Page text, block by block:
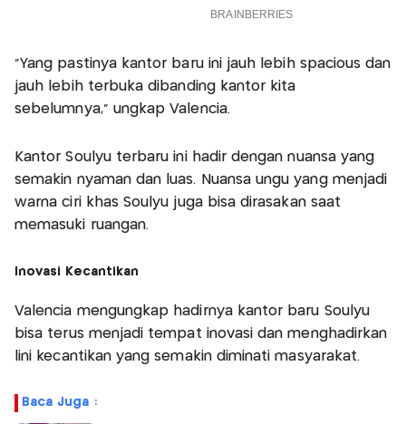
“Yang pastinya kantor baru ini jauh lebih spacious dan
jauh lebih terbuka dibanding kantor kita
sebelumnya,” ungkap Valencia.
Kantor Soulyu terbaru ini hadir dengan nuansa yang
semakin nyaman dan luas. Nuansa ungu yang menjadi
warna ciri khas Soulyu juga bisa dirasakan saat
memasuki ruangan.
Inovasi Kecantikan
Valencia mengungkap hadirnya kantor baru Soulyu
bisa terus menjadi tempat inovasi dan menghadirkan
lini kecantikan yang semakin diminati masyarakat.
Baca Juga :